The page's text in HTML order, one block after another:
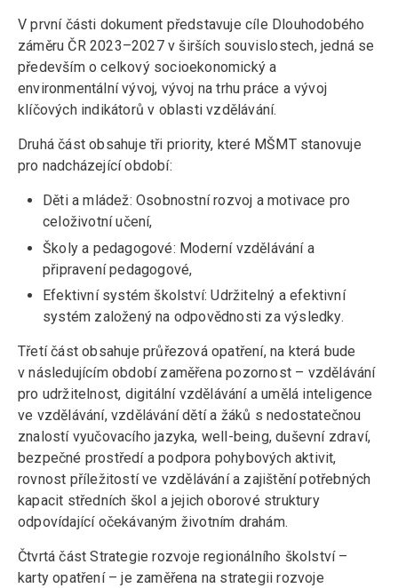
V první části dokument představuje cíle Dlouhodobého
záměru ČR 2023–2027 v širších souvislostech, jedná se
především o celkový socioekonomický a
environmentální vývoj, vývoj na trhu práce a vývoj
klíčových indikátorů v oblasti vzdělávání.
Druhá část obsahuje tři priority, které MŠMT stanovuje
pro nadcházející období:
Děti a mládež: Osobnostní rozvoj a motivace pro
celoživotní učení,
Školy a pedagogové: Moderní vzdělávání a
připravení pedagogové,
Efektivní systém školství: Udržitelný a efektivní
systém založený na odpovědnosti za výsledky.
Třetí část obsahuje průřezová opatření, na která bude
v následujícím období zaměřena pozornost – vzdělávání
pro udržitelnost, digitální vzdělávání a umělá inteligence
ve vzdělávání, vzdělávání dětí a žáků s nedostatečnou
znalostí vyučovacího jazyka, well-being, duševní zdraví,
bezpečné prostředí a podpora pohybových aktivit,
rovnost příležitostí ve vzdělávání a zajištění potřebných
kapacit středních škol a jejich oborové struktury
odpovídající očekávaným životním drahám.
Čtvrtá část Strategie rozvoje regionálního školství –
karty opatření – je zaměřena na strategii rozvoje